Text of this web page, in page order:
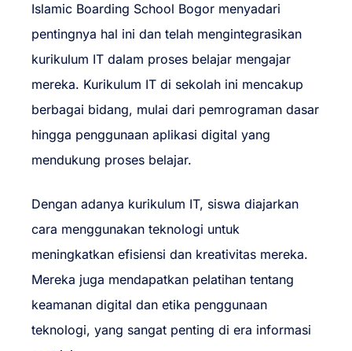
Islamic Boarding School Bogor menyadari
pentingnya hal ini dan telah mengintegrasikan
kurikulum IT dalam proses belajar mengajar
mereka. Kurikulum IT di sekolah ini mencakup
berbagai bidang, mulai dari pemrograman dasar
hingga penggunaan aplikasi digital yang
mendukung proses belajar.
Dengan adanya kurikulum IT, siswa diajarkan
cara menggunakan teknologi untuk
meningkatkan efisiensi dan kreativitas mereka.
Mereka juga mendapatkan pelatihan tentang
keamanan digital dan etika penggunaan
teknologi, yang sangat penting di era informasi